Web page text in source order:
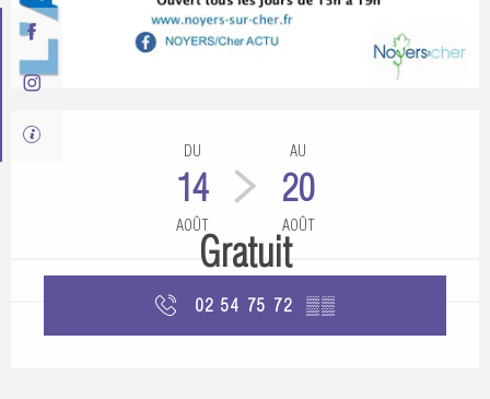
Ouverture et coordonnées
DU
14
AOÛT
AU
20
AOÛT
Gratuit
02 54 75 72 ▒▒